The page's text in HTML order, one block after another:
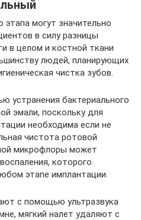
этапа могут значительно
в силу разницы
в целом и костной ткани
людей, планирующих
чистка зубов.
устранения бактериального
эмали, поскольку для
необходима если не
чистота ротовой
микрофлоры может
которого
этапе имплантации.
с помощью ультразвука
мягкий налет удаляют с